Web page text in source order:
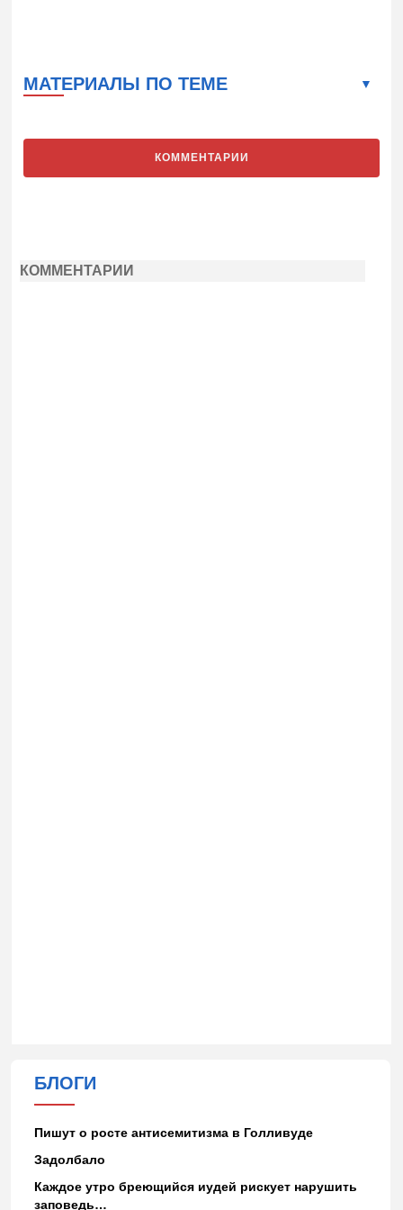
МАТЕРИАЛЫ ПО ТЕМЕ
КОММЕНТАРИИ
КОММЕНТАРИИ
БЛОГИ
Пишут о росте антисемитизма в Голливуде
Задолбало
Каждое утро бреющийся иудей рискует нарушить
заповедь…